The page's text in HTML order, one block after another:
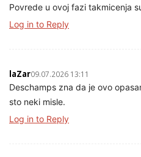
Povrede u ovoj fazi takmicenja
Log in to Reply
laZar09.07.2026 13:11
Deschamps zna da je ovo
sto neki misle.
Log in to Reply